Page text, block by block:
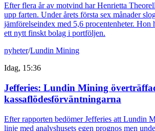
Efter flera år av motvind har Henrietta
upp farten. Under årets första sex månader
jämförelseindex med 5,6 procentenheter. Hon
ett nytt finskt bolag i portföljen.
nyheter/Lundin Mining
Idag, 15:36
Jefferies: Lundin Mining
kassaflödesförväntningarna
Efter rapporten bedömer Jefferies att Lundin
linje med analyshusets egen prognos men